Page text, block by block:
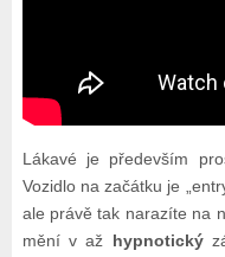
Lákavé je především
Vozidlo na začátku je
ale právě tak narazíte na
mění v až hypnotický